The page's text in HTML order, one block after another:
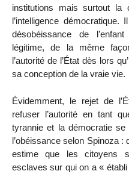
institutions mais surtout la
l’intelligence
désobéissance de
légitime, de la même
l’autorité de l’État dès lors
sa conception de la vraie vie.
Évidemment, le rejet de
refuser l’autorité en tant
tyrannie et la démocratie
l’obéissance selon Spinoza :
estime que les citoyens
esclaves sur qui on a «